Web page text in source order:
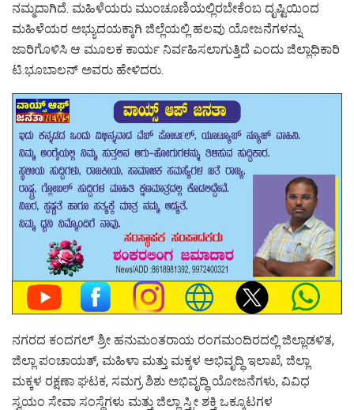
ನಮ್ಮದಾಗಿದೆ. ಮಹಿಳೆಯರು ಮುಂಚೂಣಿಯಲ್ಲಿರಬೇಕೆಂಬ ದೃಷ್ಟಿಯಿಂದ
ಮಹಿಳೆಯರ ಅಭ್ಯುದಯಕ್ಕಾಗಿ ಜಿಲ್ಲೆಯಲ್ಲಿ ಹಲವು ಯೋಜನೆಗಳನ್ನು
ಜಾರಿಗೊಳಿಸಿ ಆ ಮೂಲಕ ಕಾರ್ಯ ನಿರ್ವಹಿಸಲಾಗುತ್ತಿದೆ ಎಂದು ಜಿಲ್ಲಾಧಿಕಾರಿ
ಟಿ.ಭೂಬಾಲನ್ ಅವರು ಹೇಳಿದರು.
ನಗರದ ಕಂದಗಲ್ ಶ್ರೀ ಹನುಮಂತರಾಯ ರಂಗಮಂದಿರದಲ್ಲಿ ಜಿಲ್ಲಾಡಳಿತ,
ಜಿಲ್ಲಾ ಪಂಚಾಯತ್, ಮಹಿಳಾ ಮತ್ತು ಮಕ್ಕಳ ಅಭಿವೃದ್ಧಿ ಇಲಾಖೆ, ಜಿಲ್ಲಾ
ಮಕ್ಕಳ ರಕ್ಷಣಾ ಘಟಕ, ಸಮಗ್ರ ಶಿಶು ಅಭಿವೃದ್ಧಿ ಯೋಜನೆಗಳು, ವಿವಿಧ
ಸ್ವಯಂ ಸೇವಾ ಸಂಸ್ಥೆಗಳು ಮತ್ತು ಜಿಲ್ಲಾ ಸ್ತ್ರೀ ಶಕ್ತಿ ಒಕ್ಕೂಟಗಳ